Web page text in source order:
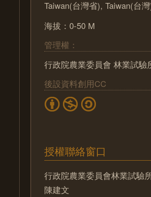
Taiwan(台灣省), Taiwan(台
海拔：0-50 M
管理權：
行政院農業委員會 林業試驗
後設資料創用CC
授權聯絡窗口
行政院農業委員會林業試驗
陳建文